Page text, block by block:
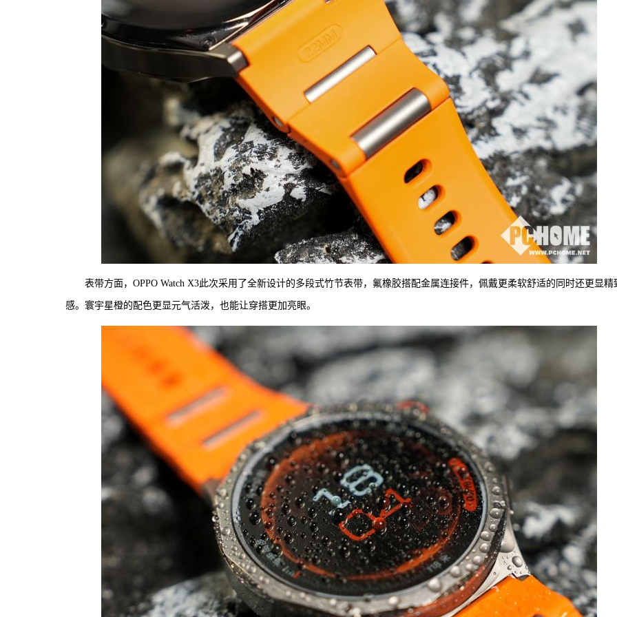
表带方面，OPPO Watch X3此次采用了全新设计的多段式竹节表带，氟橡胶搭配金属连接件，佩戴更柔软舒适的同时还更显精
感。寰宇星橙的配色更显元气活泼，也能让穿搭更加亮眼。